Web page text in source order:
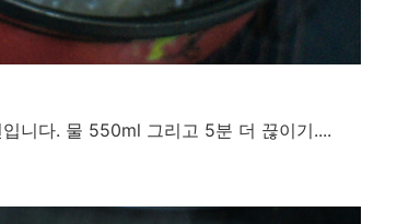
니다. 물 550ml 그리고 5분 더 끊이기....